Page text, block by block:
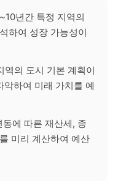
년간 특정 지역의
하여 성장 가능성이
역의 도시 기본 계획이
하여 미래 가치를 예
동에 따른 재산세, 종
미리 계산하여 예산